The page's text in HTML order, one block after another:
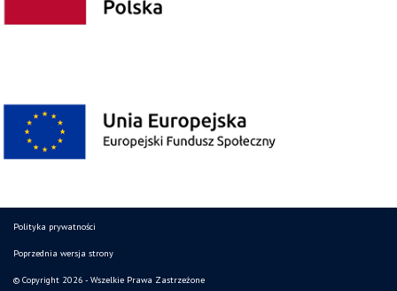
Polityka prywatności
Poprzednia wersja strony
© Copyright 2026 - Wszelkie Prawa Zastrzeżone